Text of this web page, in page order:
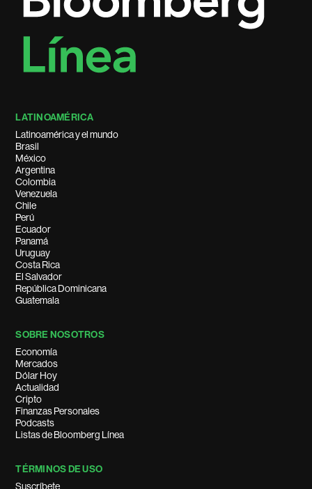
LATINOAMÉRICA
Latinoamérica y el mundo
Brasil
México
Argentina
Colombia
Venezuela
Chile
Perú
Ecuador
Panamá
Uruguay
Costa Rica
El Salvador
República Dominicana
Guatemala
SOBRE NOSOTROS
Economía
Mercados
Dólar Hoy
Actualidad
Cripto
Finanzas Personales
Podcasts
Listas de Bloomberg Línea
TÉRMINOS DE USO
Suscríbete